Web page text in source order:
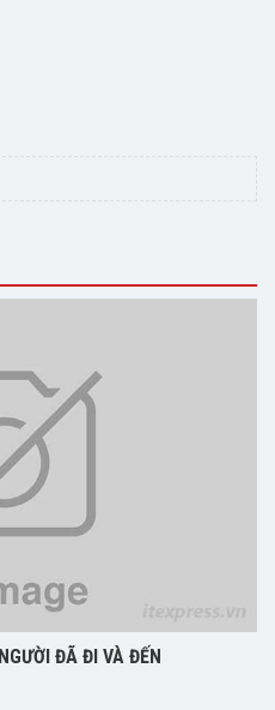
NHÀ THƠ BÙI QUANG THANH NGƯỜI ĐÃ ĐI VÀ ĐẾN